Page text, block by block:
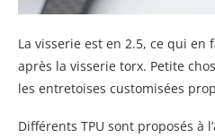
La visserie est en 2.5, ce qui
après la visserie torx. Petite
les entretoises customisées
Différents TPU sont proposés à